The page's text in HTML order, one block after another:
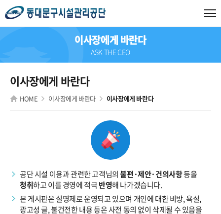
이사장에게 바란다
ASK THE CEO
이사장에게 바란다
HOME 이사장에게 바란다 이사장에게 바란다
공단 시설 이용과 관련한 고객님의불편·제안·건의사항등을
청취하고 이를 경영에 적극반영해 나가겠습니다.
본 게시판은 실명제로 운영되고 있으며 개인에 대한 비방, 욕설,
광고성 글, 불건전한 내용 등은 사전 동의 없이 삭제될 수 있음을